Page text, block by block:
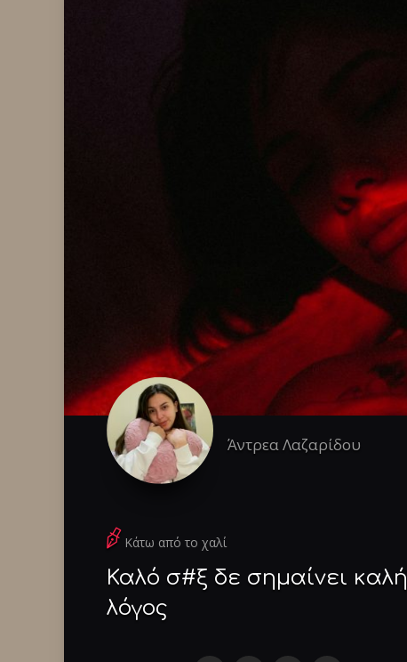
Άντρεα Λαζαρίδου
Κάτω από το χαλί
Καλό σ#ξ δε σημαίνει
λόγος